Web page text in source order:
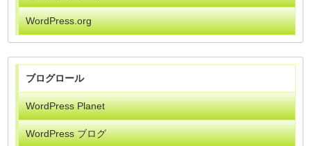
WordPress.org
ブログロール
WordPress Planet
WordPress ブログ